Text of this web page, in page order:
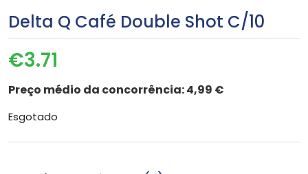
Delta Q Café Double Shot C/10
€3.71
Preço médio da concorrência:4,99 €
Esgotado